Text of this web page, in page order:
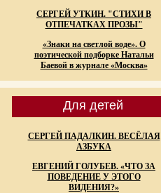
СЕРГЕЙ УТКИН. "СТИХИ В
ОТПЕЧАТКАХ ПРОЗЫ"
«Знаки на светлой воде». О
поэтической подборке Натальи
Баевой в журнале «Москва»
Для детей
СЕРГЕЙ ПАДАЛКИН. ВЕСЁЛАЯ
АЗБУКА
ЕВГЕНИЙ ГОЛУБЕВ. «ЧТО ЗА
ПОВЕДЕНИЕ У ЭТОГО
ВИДЕНИЯ?»